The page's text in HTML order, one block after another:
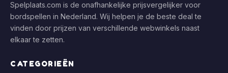
Spelplaats.com is de onafhankelijke prijsvergelijker voor
bordspellen in Nederland. Wij helpen je de beste deal te
vinden door prijzen van verschillende webwinkels naast
elkaar te zetten.
CATEGORIEËN